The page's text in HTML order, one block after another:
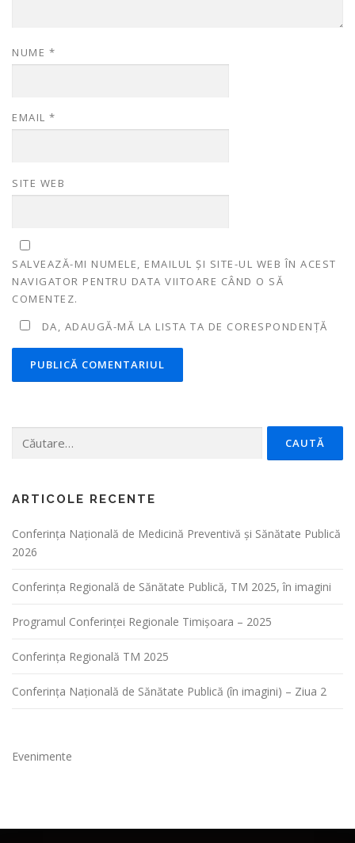
NUME *
EMAIL *
SITE WEB
SALVEAZĂ-MI NUMELE, EMAILUL ȘI SITE-UL WEB ÎN ACEST
NAVIGATOR PENTRU DATA VIITOARE CÂND O SĂ
COMENTEZ.
DA, ADAUGĂ-MĂ LA LISTA TA DE CORESPONDENȚĂ
după:
ARTICOLE RECENTE
Conferința Naţională de Medicină Preventivă şi Sănătate Publică
2026
Conferința Regională de Sănătate Publică, TM 2025, în imagini
Programul Conferinței Regionale Timișoara – 2025
Conferința Regională TM 2025
Conferința Națională de Sănătate Publică (în imagini) – Ziua 2
Evenimente